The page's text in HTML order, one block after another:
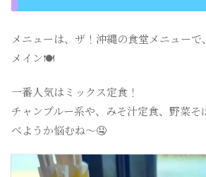
メニューは、ザ！沖縄の食堂メニュー
メイン🍽️
一番人気はミックス定食！
チャンプルー系や、みそ汁定食、野菜
べようか悩むね〜🤤